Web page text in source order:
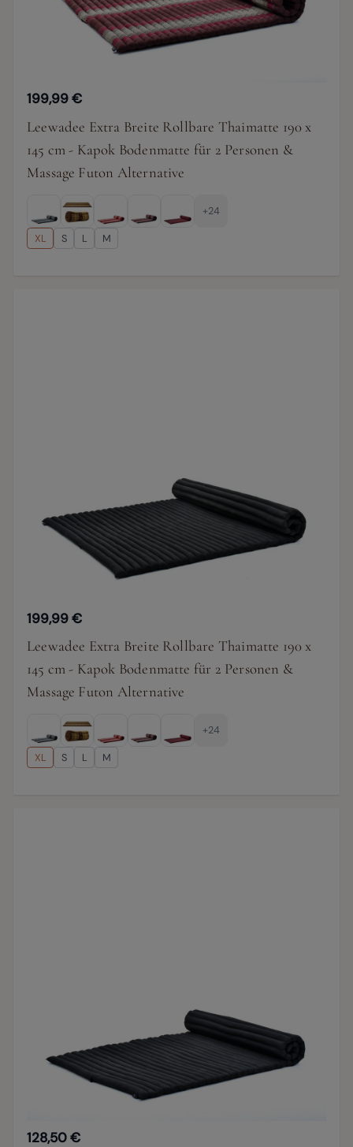
199,99 €
Leewadee Extra Breite Rollbare Thaimatte 190 x
145 cm - Kapok Bodenmatte für 2 Personen &
Massage Futon Alternative
+24
XL S L M
199,99 €
Leewadee Extra Breite Rollbare Thaimatte 190 x
145 cm - Kapok Bodenmatte für 2 Personen &
Massage Futon Alternative
+24
XL S L M
128,50 €